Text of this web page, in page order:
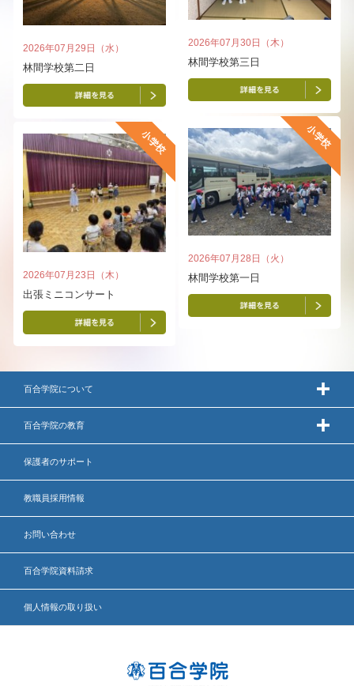
2026年07月30日（木）
林間学校第三日
2026年07月29日（水）
林間学校第二日
2026年07月28日（火）
林間学校第一日
2026年07月23日（木）
出張ミニコンサート
百合学院について
百合学院の教育
保護者のサポート
教職員採用情報
お問い合わせ
百合学院資料請求
個人情報の取り扱い